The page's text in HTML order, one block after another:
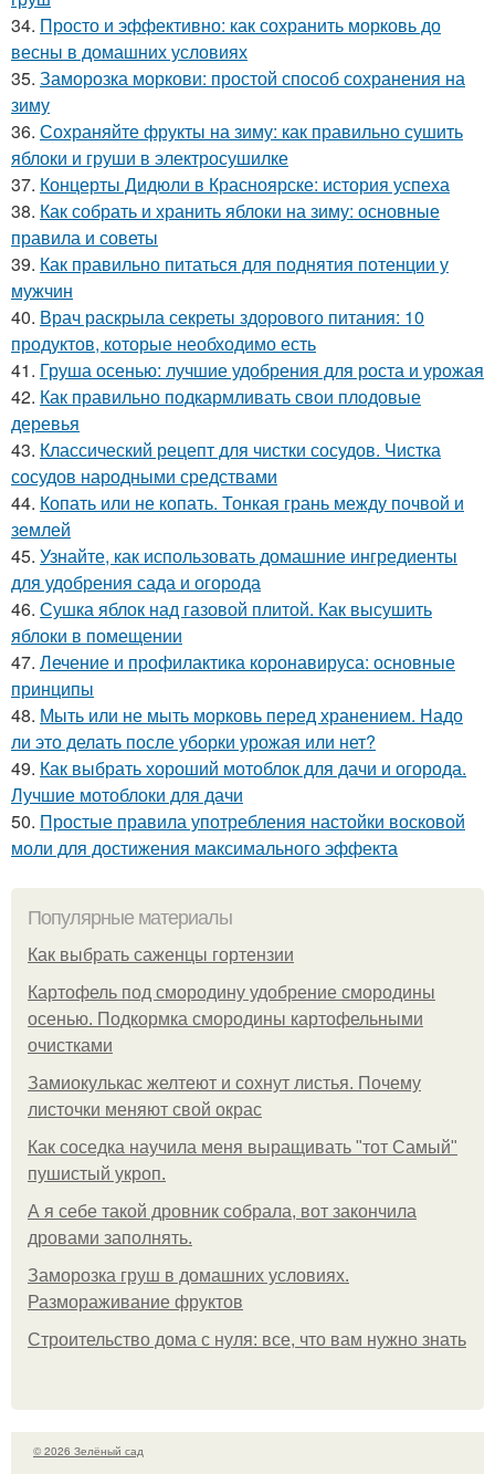
34. Просто и эффективно: как сохранить морковь до
весны в домашних условиях
35. Заморозка моркови: простой способ сохранения на
зиму
36. Сохраняйте фрукты на зиму: как правильно сушить
яблоки и груши в электросушилке
37. Концерты Дидюли в Красноярске: история успеха
38. Как собрать и хранить яблоки на зиму: основные
правила и советы
39. Как правильно питаться для поднятия потенции у
мужчин
40. Врач раскрыла секреты здорового питания: 10
продуктов, которые необходимо есть
41. Груша осенью: лучшие удобрения для роста и урожая
42. Как правильно подкармливать свои плодовые
деревья
43. Классический рецепт для чистки сосудов. Чистка
сосудов народными средствами
44. Копать или не копать. Тонкая грань между почвой и
землей
45. Узнайте, как использовать домашние ингредиенты
для удобрения сада и огорода
46. Сушка яблок над газовой плитой. Как высушить
яблоки в помещении
47. Лечение и профилактика коронавируса: основные
принципы
48. Мыть или не мыть морковь перед хранением. Надо
ли это делать после уборки урожая или нет?
49. Как выбрать хороший мотоблок для дачи и огорода.
Лучшие мотоблоки для дачи
50. Простые правила употребления настойки восковой
моли для достижения максимального эффекта
Популярные материалы
Как выбрать саженцы гортензии
Картофель под смородину удобрение смородины
осенью. Подкормка смородины картофельными
очистками
Замиокулькас желтеют и сохнут листья. Почему
листочки меняют свой окрас
Как соседка научила меня выращивать "тот Самый"
пушистый укроп.
А я себе такой дровник собрала, вот закончила
дровами заполнять.
Заморозка груш в домашних условиях.
Размораживание фруктов
Строительство дома с нуля: все, что вам нужно знать
© 2026 Зелёный сад